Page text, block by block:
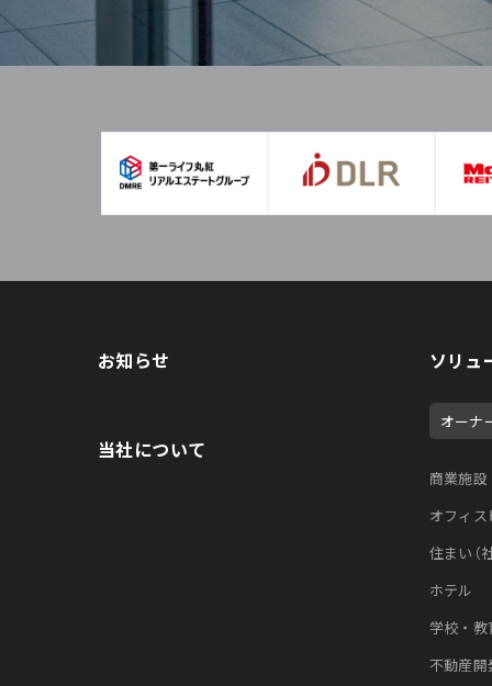
お知らせ
当社について
ソリュ
オーナ
商業施設
オフィ
住まい（
ホテル
学校・
不動産